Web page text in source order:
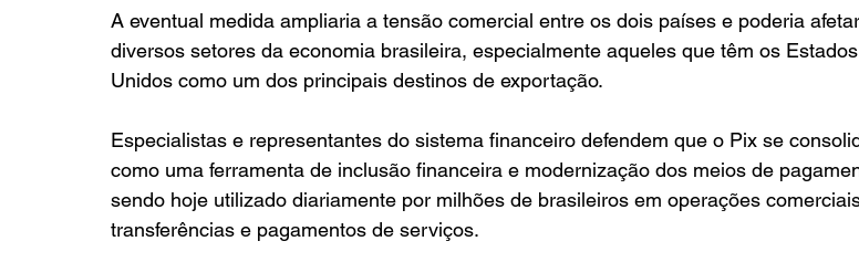
A eventual medida ampliaria a tensão comercial entre os dois países e poderia afetar
diversos setores da economia brasileira, especialmente aqueles que têm os Estados
Unidos como um dos principais destinos de exportação.
Especialistas e representantes do sistema financeiro defendem que o Pix se
como uma ferramenta de inclusão financeira e modernização dos meios de
sendo hoje utilizado diariamente por milhões de brasileiros em operações
transferências e pagamentos de serviços.